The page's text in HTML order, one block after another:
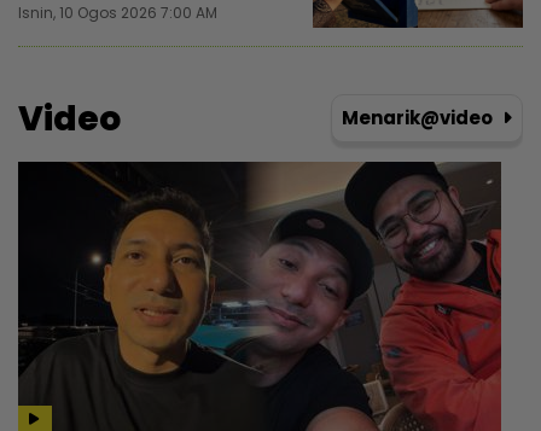
Isnin, 10 Ogos 2026 7:00 AM
Video Menarik@video